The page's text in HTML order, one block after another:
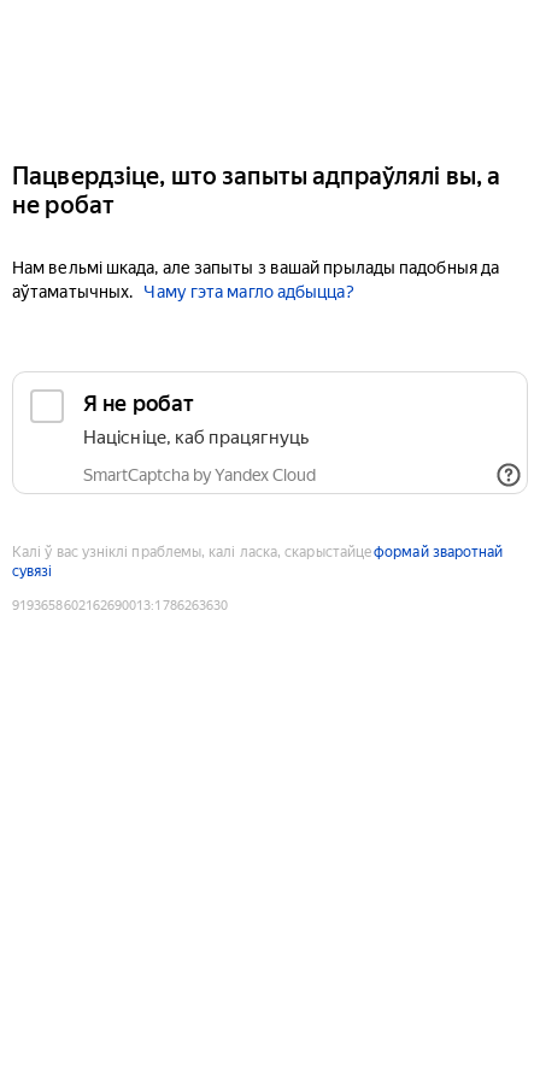
Пацвердзіце, што запыты адпраўлялі вы, а
не робат
Нам вельмі шкада, але запыты з вашай прылады падобныя да
аўтаматычных.
Чаму гэта магло адбыцца?
Я не робат
Націсніце, каб працягнуць
SmartCaptcha by Yandex Cloud
Калі ў вас узніклі праблемы, калі ласка, скарыстайцеформай зваротнай
сувязі
9193658602162690013:1786263630